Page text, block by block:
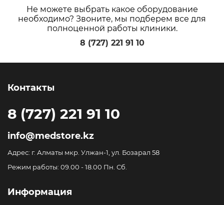
Не можете выбрать какое оборудование
необходимо? Звоните, мы подберем все для
полноценной работы клиники.
8 (727) 221 91 10
Контакты
8 (727) 221 91 10
info@medstore.kz
Адрес: г. Алматы мкр. Улжан-1, ул. Бозарал 58
Режим работы: 09.00 - 18.00 Пн. Сб.
Информация